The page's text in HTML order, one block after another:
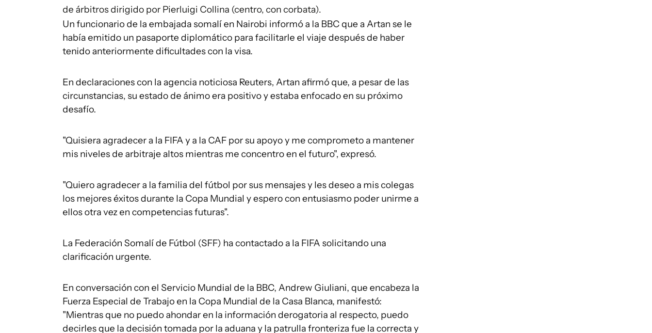
de árbitros dirigido por Pierluigi Collina (centro, con corbata).
Un funcionario de la embajada somalí en Nairobi informó a la BBC que a Artan se le
había emitido un pasaporte diplomático para facilitarle el viaje después de haber
tenido anteriormente dificultades con la visa.
En declaraciones con la agencia noticiosa Reuters, Artan afirmó que, a pesar de las
circunstancias, su estado de ánimo era positivo y estaba enfocado en su próximo
desafío.
"Quisiera agradecer a la FIFA y a la CAF por su apoyo y me comprometo a mantener
mis niveles de arbitraje altos mientras me concentro en el futuro", expresó.
"Quiero agradecer a la familia del fútbol por sus mensajes y les deseo a mis colegas
los mejores éxitos durante la Copa Mundial y espero con entusiasmo poder unirme a
ellos otra vez en competencias futuras".
La Federación Somalí de Fútbol (SFF) ha contactado a la FIFA solicitando una
clarificación urgente.
En conversación con el Servicio Mundial de la BBC, Andrew Giuliani, que encabeza la
Fuerza Especial de Trabajo en la Copa Mundial de la Casa Blanca, manifestó:
"Mientras que no puedo ahondar en la información derogatoria al respecto, puedo
decirles que la decisión tomada por la aduana y la patrulla fronteriza fue la correcta y